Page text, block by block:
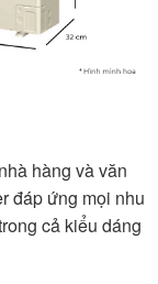
hàng và văn
đáp ứng mọi nhu
cả kiểu dáng